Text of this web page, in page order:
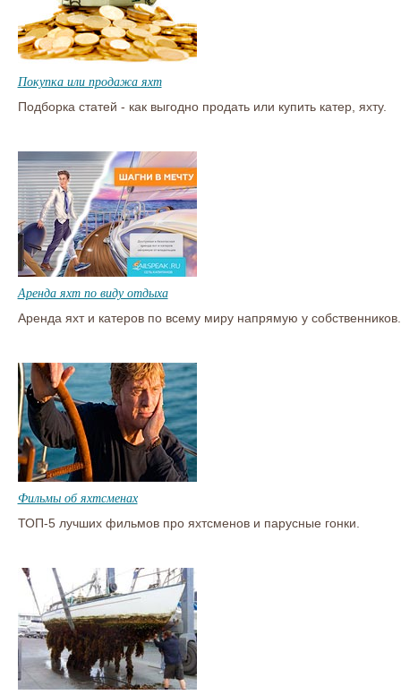
Покупка или продажа яхт
Подборка статей - как выгодно продать или купить катер, яхту.
Аренда яхт по виду отдыха
Аренда яхт и катеров по всему миру напрямую у собственников.
Фильмы об яхтсменах
ТОП-5 лучших фильмов про яхтсменов и парусные гонки.